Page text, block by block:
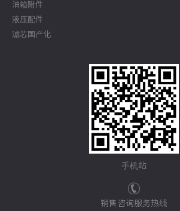
油箱附件
液压配件
滤芯国产化
手机站
销售咨询服务热线